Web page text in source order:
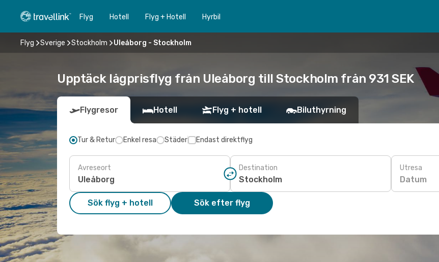
Flyg Hotell Flyg + Hotell Hyrbil
Flyg Sverige Stockholm Uleåborg - Stockholm
Upptäck lågprisflyg från Uleåborg till Stockholm från 931 SEK
Flygresor Hotell Flyg + hotell Biluthyrning
Tur & Retur Enkel resa Städer Endast direktflyg
Avreseort Destination Utresa
Datum
Sök flyg + hotell Sök efter flyg